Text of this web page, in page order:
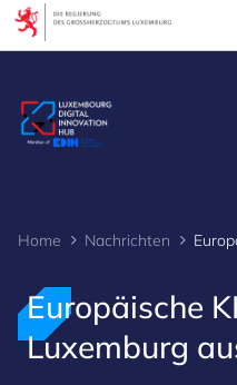
Home Nachrichten
Europäische
Luxemburg
Cookies management panel